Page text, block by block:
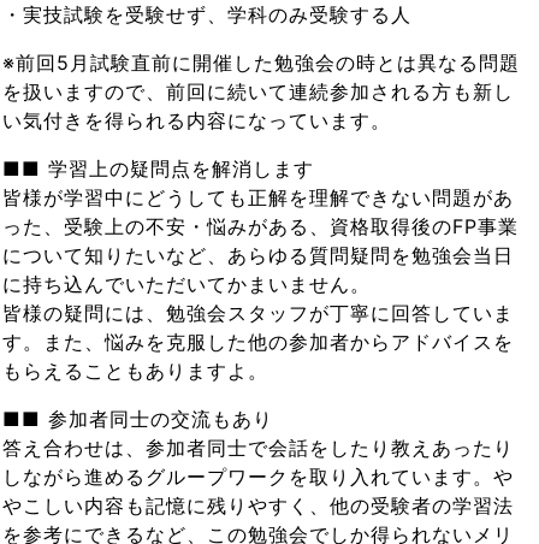
・実技試験を受験せず、学科のみ受験する人
※前回5月試験直前に開催した勉強会の時とは異なる問題
を扱いますので、前回に続いて連続参加される方も新し
い気付きを得られる内容になっています。
■■ 学習上の疑問点を解消します
皆様が学習中にどうしても正解を理解できない問題があ
った、受験上の不安・悩みがある、資格取得後のFP事業
について知りたいなど、あらゆる質問疑問を勉強会当日
に持ち込んでいただいてかまいません。
皆様の疑問には、勉強会スタッフが丁寧に回答していま
す。また、悩みを克服した他の参加者からアドバイスを
もらえることもありますよ。
■■ 参加者同士の交流もあり
答え合わせは、参加者同士で会話をしたり教えあったり
しながら進めるグループワークを取り入れています。や
やこしい内容も記憶に残りやすく、他の受験者の学習法
を参考にできるなど、この勉強会でしか得られないメリ